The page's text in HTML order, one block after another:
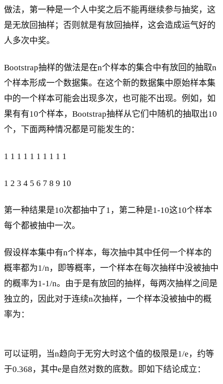
做法，第一种是一个人中奖之后不能再继续参与抽奖，这
是无放回抽样；否则就是有放回抽样，这会造成运气好的
人多次中奖。
Bootstrap抽样的做法是在n个样本的集合中有放回的抽取n
个样本形成一个数据集。在这个新的数据集中原始样本集
中的一个样本可能会出现多次，也可能不出现。例如，如
果有有10个样本，Bootstrap抽样从它们中随机的抽取出10
个，下面两种情况都是可能发生的：
1 1 1 1 1 1 1 1 1 1
1 2 3 4 5 6 7 8 9 10
第一种结果是10次都抽中了1，第二种是1-10这10个样本
每个都被抽中一次。
假设样本集中有n个样本，每次抽中其中任何一个样本的
概率都为1/n，即等概率，一个样本在每次抽样中没被抽中
的概率为1-1/n。由于是有放回的抽样，每两次抽样之间是
独立的，因此对于连续n次抽样，一个样本没被抽中的概
率为：
可以证明，当n趋向于无穷大时这个值的极限是1/e，约等
于0.368，其中e是自然对数的底数。即如下结论成立：